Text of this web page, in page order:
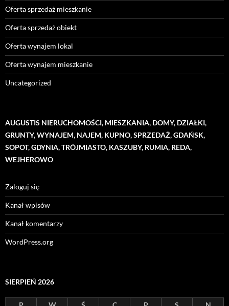
Oferta sprzedaż mieszkanie
Oferta sprzedaż obiekt
Oferta wynajem lokal
Oferta wynajem mieszkanie
Uncategorized
AUGUSTIS NIERUCHOMOŚCI, MIESZKANIA, DOMY, DZIAŁKI,
GRUNTY, WYNAJEM, NAJEM, KUPNO, SPRZEDAŻ, GDAŃSK,
SOPOT, GDYNIA, TRÓJMIASTO, KASZUBY, RUMIA, REDA,
WEJHEROWO
Zaloguj się
Kanał wpisów
Kanał komentarzy
WordPress.org
SIERPIEŃ 2026